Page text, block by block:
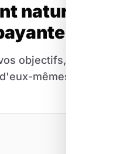
naturel ou
?
objectifs, mais les
mêmes.